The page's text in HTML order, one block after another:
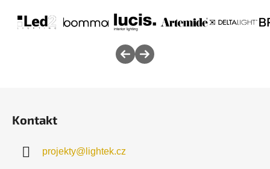
Kontakt
projekty@ lightek.cz